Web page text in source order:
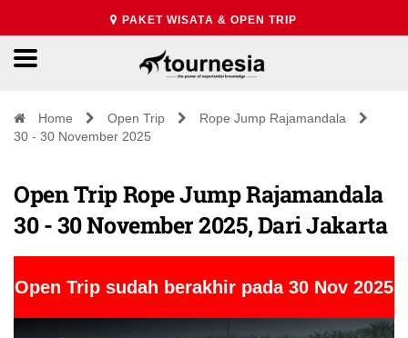
PAKET WISATA & OPEN TRIP
Home Open Trip
Rope Jump Rajamandala
30 - 30 November 2025
Open Trip Rope Jump Rajamandala
30 - 30 November 2025, Dari Jakarta
Open Trip sudah berakhir pada 30 Nov 2025